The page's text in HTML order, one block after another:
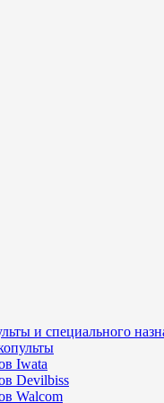
и специального
Iwata
Devilbiss
Walcom